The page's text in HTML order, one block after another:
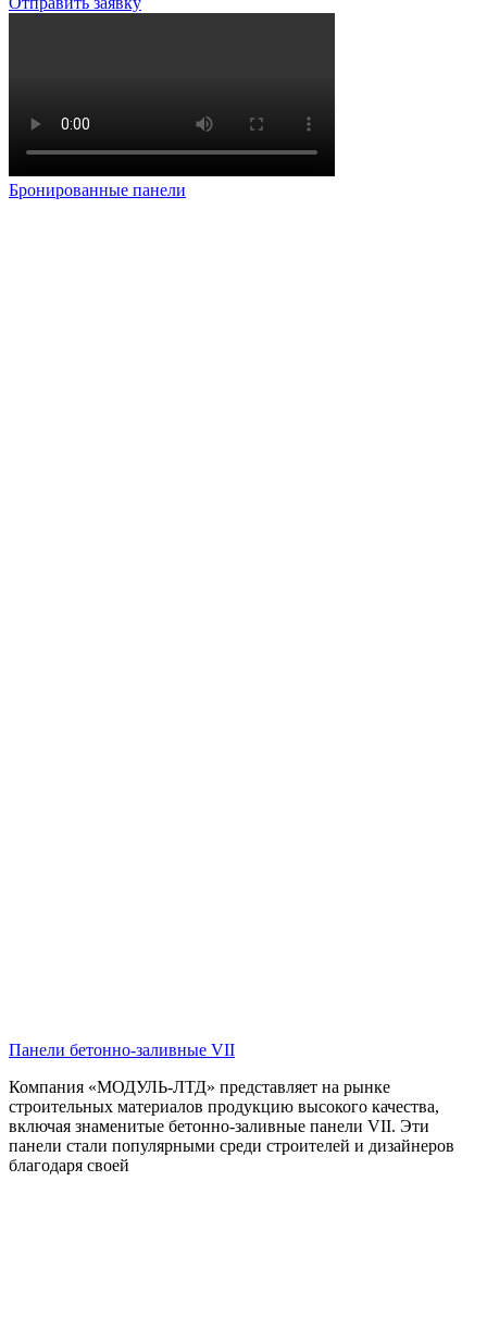
Бронированные панели
Панели бетонно-заливные VII
Компания «МОДУЛЬ-ЛТД» представляет на рынке
строительных материалов продукцию высокого качества,
включая знаменитые бетонно-заливные панели VII. Эти
панели стали популярными среди строителей и дизайнеров
благодаря своей